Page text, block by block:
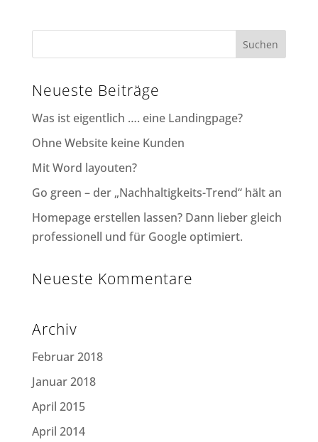
Neueste Beiträge
Was ist eigentlich …. eine Landingpage?
Ohne Website keine Kunden
Mit Word layouten?
Go green – der „Nachhaltigkeits-Trend“ hält an
Homepage erstellen lassen? Dann lieber gleich
professionell und für Google optimiert.
Neueste Kommentare
Archiv
Februar 2018
Januar 2018
April 2015
April 2014